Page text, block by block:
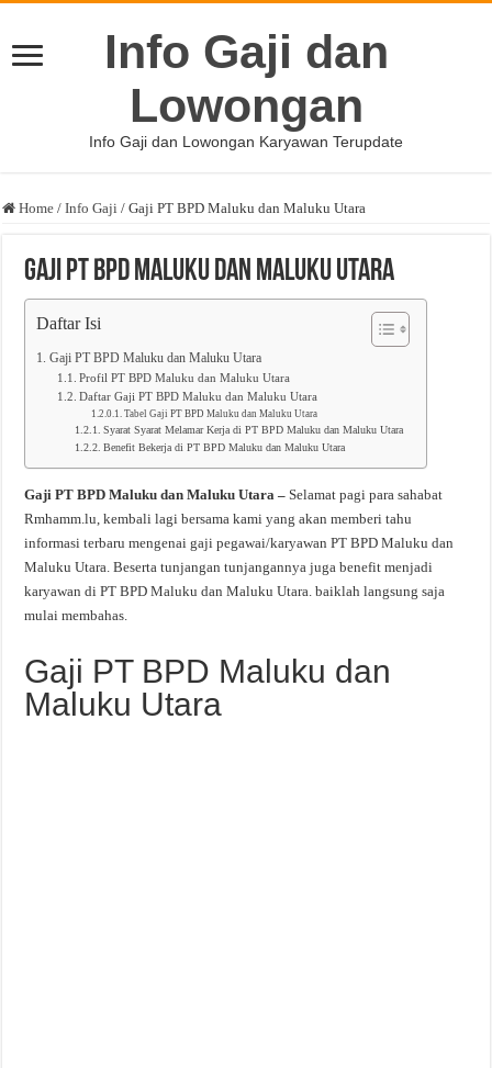
Info Gaji dan
Lowongan
Info Gaji dan Lowongan Karyawan Terupdate
Home / Info Gaji / Gaji PT BPD Maluku dan Maluku Utara
Gaji PT BPD Maluku dan Maluku Utara
Daftar Isi
Gaji PT BPD Maluku dan Maluku Utara
Profil PT BPD Maluku dan Maluku Utara
Daftar Gaji PT BPD Maluku dan Maluku Utara
Tabel Gaji PT BPD Maluku dan Maluku Utara
Syarat Syarat Melamar Kerja di PT BPD Maluku dan Maluku Utara
Benefit Bekerja di PT BPD Maluku dan Maluku Utara
Gaji PT BPD Maluku dan Maluku Utara –Selamat pagi para sahabat
Rmhamm.lu, kembali lagi bersama kami yang akan memberi tahu
informasi terbaru mengenai gaji pegawai/karyawan PT BPD Maluku dan
Maluku Utara. Beserta tunjangan tunjangannya juga benefit menjadi
karyawan di PT BPD Maluku dan Maluku Utara. baiklah langsung saja
mulai membahas.
Gaji PT BPD Maluku dan
Maluku Utara